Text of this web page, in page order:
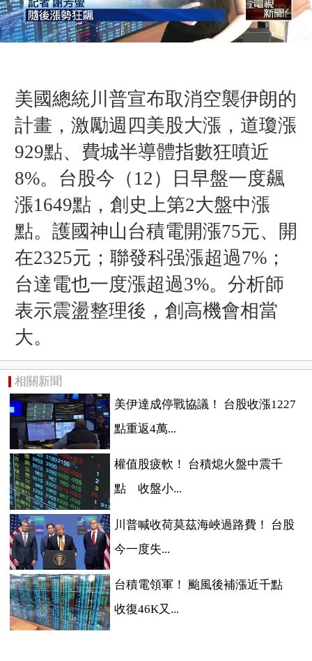
美國總統川普宣布取消空襲伊朗的
計畫，激勵週四美股大漲， 道瓊漲
929點、費城半導體指數狂噴近
8%。台股今（12）日早盤一度飆
漲1649點，創史上第2大盤中漲
點。 護國神山台積電開漲75元、開
在2325元；聯發科强漲超過7%；
台達電也一度漲超過3%。 分析師
表示震盪整理後，創高機會相當
大。
相關新聞
美伊達成停戰協議！ 台股收漲1227
點重返4萬...
權值股疲軟！ 台積熄火盤中震千
點 收盤小...
川普喊收荷莫茲海峽過路費！ 台股
今一度失...
台積電領軍！ 颱風後補漲近千點
收復46K又...